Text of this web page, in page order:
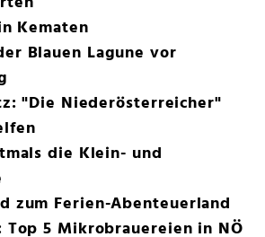
Kematen
Blauen Lagune vor
"Die Niederösterreicher"
die Klein- und
zum Ferien-Abenteuerland
Top 5 Mikrobrauereien in NÖ